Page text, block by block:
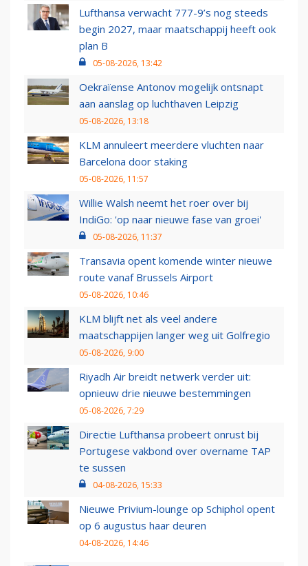
Lufthansa verwacht 777-9’s nog steeds
begin 2027, maar maatschappij heeft ook
plan B
05-08-2026, 13:42
Oekraïense Antonov mogelijk ontsnapt
aan aanslag op luchthaven Leipzig
05-08-2026, 13:18
KLM annuleert meerdere vluchten naar
Barcelona door staking
05-08-2026, 11:57
Willie Walsh neemt het roer over bij
IndiGo: 'op naar nieuwe fase van groei'
05-08-2026, 11:37
Transavia opent komende winter nieuwe
route vanaf Brussels Airport
05-08-2026, 10:46
KLM blijft net als veel andere
maatschappijen langer weg uit Golfregio
05-08-2026, 9:00
Riyadh Air breidt netwerk verder uit:
opnieuw drie nieuwe bestemmingen
05-08-2026, 7:29
Directie Lufthansa probeert onrust bij
Portugese vakbond over overname TAP
te sussen
04-08-2026, 15:33
Nieuwe Privium-lounge op Schiphol opent
op 6 augustus haar deuren
04-08-2026, 14:46